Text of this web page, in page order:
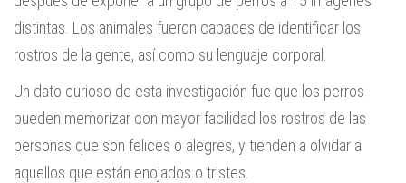
distintas. Los animales fueron capaces de identificar los
rostros de la gente, así como su lenguaje corporal.
Un dato curioso de esta investigación fue que los perros
pueden memorizar con mayor facilidad los rostros de las
personas que son felices o alegres, y tienden a olvidar a
aquellos que están enojados o tristes.